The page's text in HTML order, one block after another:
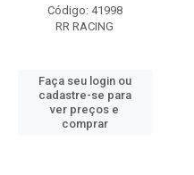
Código: 41998
RR RACING
Faça seu login ou
cadastre-se para
ver preços e
comprar